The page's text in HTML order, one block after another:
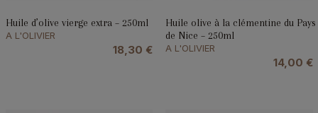
Huile d’olive vierge extra – 250ml
A L'OLIVIER
18,30 €
Huile olive à la clémentine du Pays
de Nice – 250ml
A L'OLIVIER
14,00 €